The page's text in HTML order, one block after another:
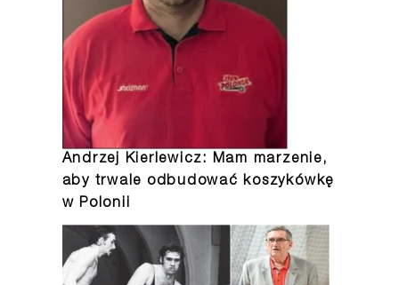
Andrzej Kierlewicz: Mam marzenie,
aby trwale odbudować koszykówkę
w Polonii